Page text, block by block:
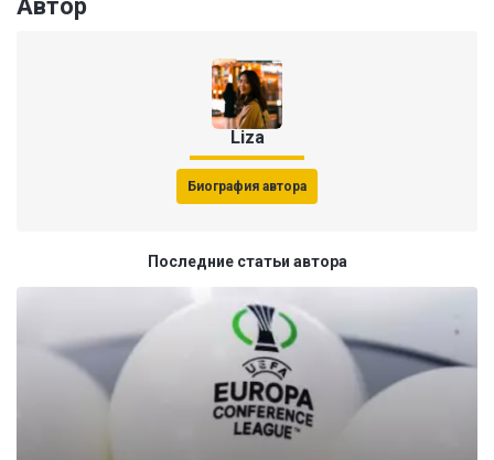
Автор
Liza
Биография автора
Последние статьи автора